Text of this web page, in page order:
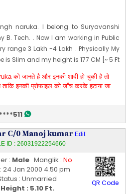
naruka. I belong to Suryavanshi
B. Tech. . Now I am working in Public
range 3 Lakh -4 Lakh . Physically My
is Slim and my height is 177 CM [~ 5 Ft
2026 09:46 PM
को जानते है और इनकी शादी हो चुकी है तो
ताकि इनकी प्रोफाइल को जाँच करके हटाया जा
C/0 Manoj kumar Edit
ID : 26031922254660
: MaleManglik : No
24 Jan 2000 4.50 pm
: Unmarried
Height : 5.10 Ft.
QR Code